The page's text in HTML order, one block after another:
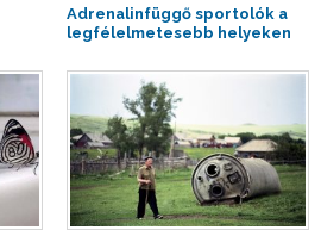
Adrenalinfüggő sportolók a
legfélelmetesebb helyeken